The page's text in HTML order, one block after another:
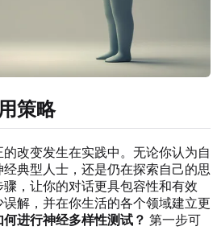
策略
改变发生在实践中。无论你认为自
典型人士，还是仍在探索自己的思
，让你的对话更具包容性和有效
解，并在你生活的各个领域建立更
何进行神经多样性测试？ 第一步可